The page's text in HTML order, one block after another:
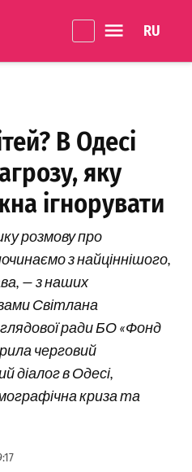
В Одесі
яку
ігнорувати
розмову про
з найціннішого,
— з наших
Світлана
ради БО «Фонд
черговий
діалог в Одесі,
криза та